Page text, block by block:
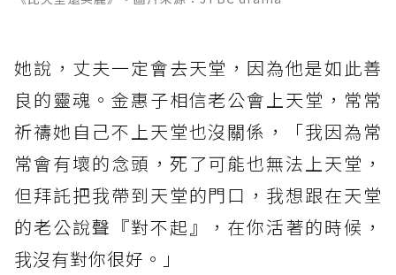
她說，丈夫一定會去天堂，因為他是如此善
良的靈魂。金惠子相信老公會上天堂，常常
祈禱她自己不上天堂也沒關係，「我因為常
常會有壞的念頭，死了可能也無法上天堂，
但拜託把我帶到天堂的門口，我想跟在天堂
的老公說聲『對不起』，在你活著的時候，
我沒有對你很好。」